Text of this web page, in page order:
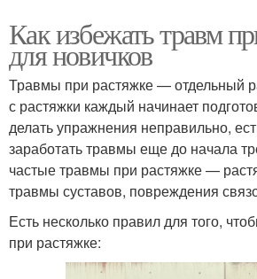
Как избежать травм
для новичков
Травмы при растяжке — отдельный
с растяжки каждый начинает
делать упражнения неправильно,
заработать травмы еще до начала
частые травмы при растяжке —
травмы суставов, повреждения
Есть несколько правил для того,
при растяжке: